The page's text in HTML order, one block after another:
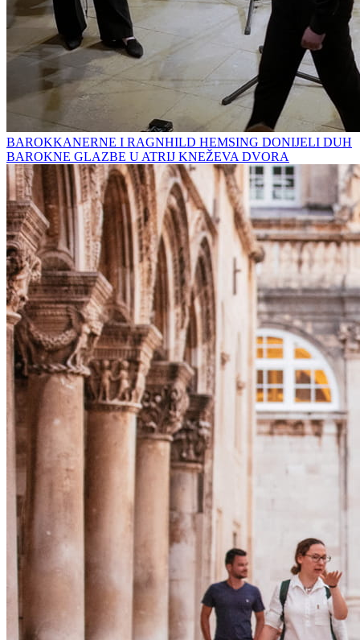
BAROKKANERNE I RAGNHILD HEMSING DONIJELI DUH
BAROKNE GLAZBE U ATRIJ KNEŽEVA DVORA